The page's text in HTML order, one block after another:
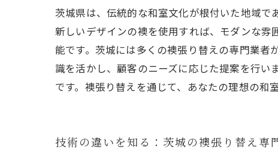
茨城県は、伝統的な和室文化が根付いた地域で
新しいデザインの襖を使用すれば、モダンな
能です。茨城には多くの襖張り替えの専門業者
識を活かし、顧客のニーズに応じた提案を行
です。襖張り替えを通じて、あなたの理想の和
技術の違いを知る：茨城の襖張り替え専